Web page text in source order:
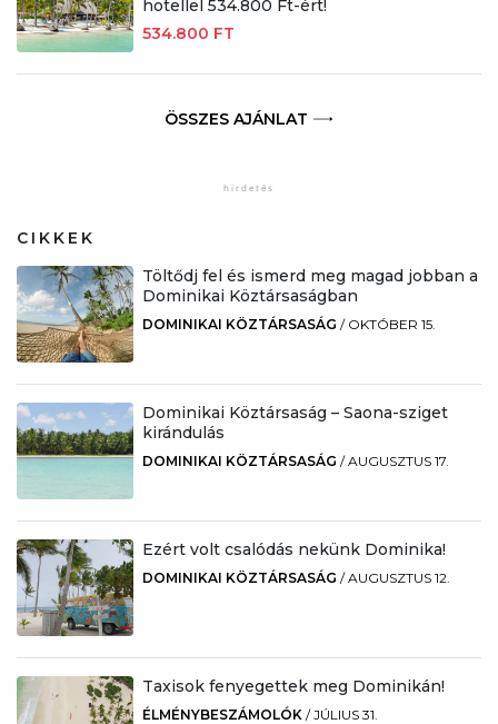
hotellel 534.800 Ft-ért!
534.800 FT
ÖSSZES AJÁNLAT
CIKKEK
Töltődj fel és ismerd meg magad jobban a
Dominikai Köztársaságban
DOMINIKAI KÖZTÁRSASÁG / OKTÓBER 15.
Dominikai Köztársaság – Saona-sziget
kirándulás
DOMINIKAI KÖZTÁRSASÁG /AUGUSZTUS 17.
Ezért volt csalódás nekünk Dominika!
DOMINIKAI KÖZTÁRSASÁG /AUGUSZTUS 12.
Taxisok fenyegettek meg Dominikán!
ÉLMÉNYBESZÁMOLÓK /JÚLIUS 31.